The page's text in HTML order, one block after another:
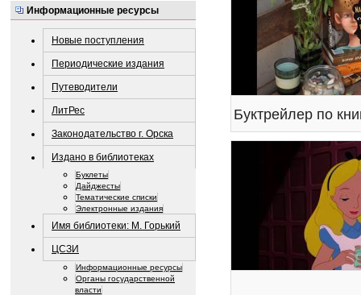
Информационные ресурсы
Новые поступления
Периодические издания
Путеводители
ЛитРес
Законодательство г. Орска
Издано в библиотеках
Буклеты
Дайджесты
Тематические списки
Электронные издания
Имя библиотеки: М. Горький
ЦСЗИ
Информационные ресурсы
Органы государственной
власти